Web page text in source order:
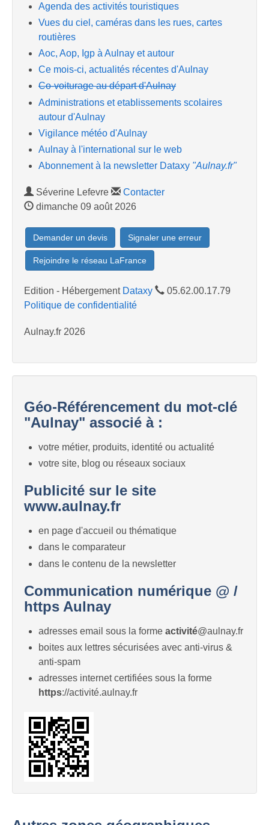
Agenda des activités touristiques
Vues du ciel, caméras dans les rues, cartes
routières
Aoc, Aop, Igp à Aulnay et autour
Ce mois-ci, actualités récentes d'Aulnay
Co-voiturage au départ d'Aulnay
Administrations et etablissements scolaires
autour d'Aulnay
Vigilance météo d'Aulnay
Aulnay à l'international sur le web
Abonnement à la newsletter Dataxy "Aulnay.fr"
Séverine Lefevre
Contacter
dimanche 09 août 2026
Demander un devis Signaler une erreur
Rejoindre le réseau LaFrance
Edition - Hébergement Dataxy
05.62.00.17.79
Politique de confidentialité
Aulnay.fr 2026
Géo-Référencement du mot-clé
"Aulnay" associé à :
votre métier, produits, identité ou actualité
votre site, blog ou réseaux sociaux
Publicité sur le site
www.aulnay.fr
en page d'accueil ou thématique
dans le comparateur
dans le contenu de la newsletter
Communication numérique @ /
https Aulnay
adresses email sous la forme activité@aulnay.fr
boites aux lettres sécurisées avec anti-virus &
anti-spam
adresses internet certifiées sous la forme
https://activité.aulnay.fr